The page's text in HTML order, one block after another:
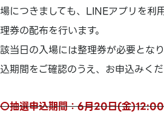
場につきましても、LINEアプリを利
理券の配布を行います。
該当日の入場には整理券が必要とな
込期間をご確認のうえ、お申込みくだ
〇抽選申込期間：6月20日(金